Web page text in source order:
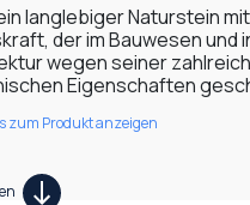
langlebiger Naturstein
der im Bauwesen und
wegen seiner
Eigenschaften
zum Produkt anzeigen